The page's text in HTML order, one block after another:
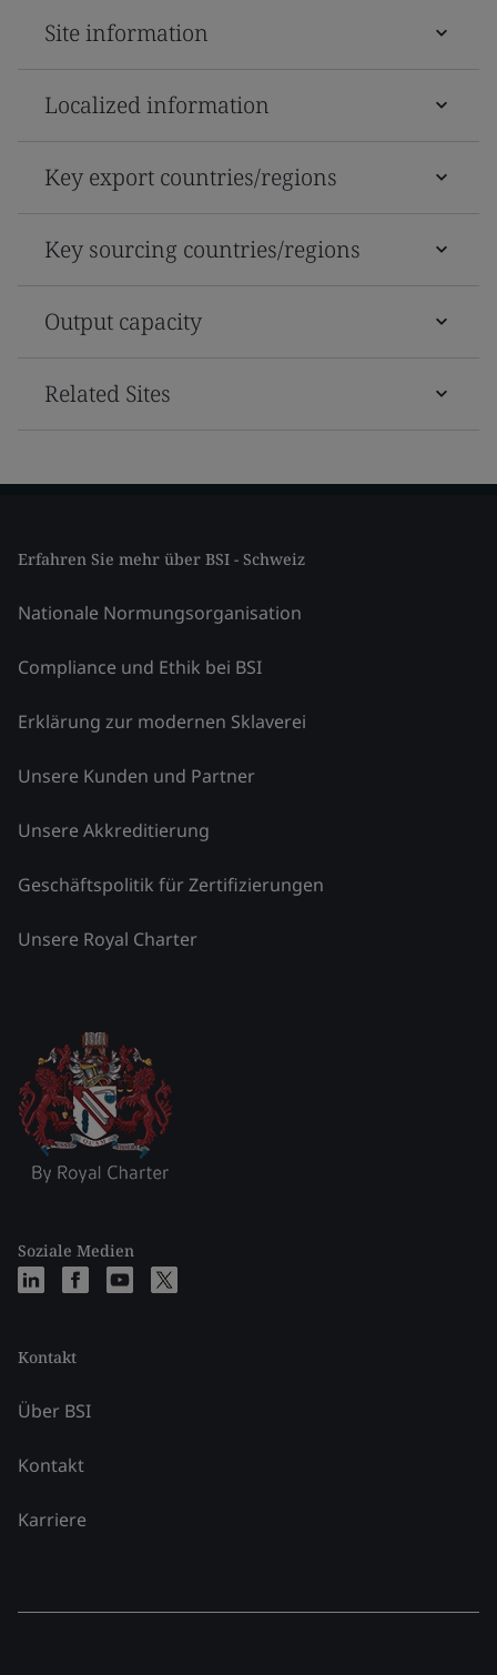
Site information
Localized information
Key export countries/regions
Key sourcing countries/regions
Output capacity
Related Sites
Erfahren Sie mehr über BSI - Schweiz
Nationale Normungsorganisation
Compliance und Ethik bei BSI
Erklärung zur modernen Sklaverei
Unsere Kunden und Partner
Unsere Akkreditierung
Geschäftspolitik für Zertifizierungen
Unsere Royal Charter
Soziale Medien
Kontakt
Über BSI
Kontakt
Karriere